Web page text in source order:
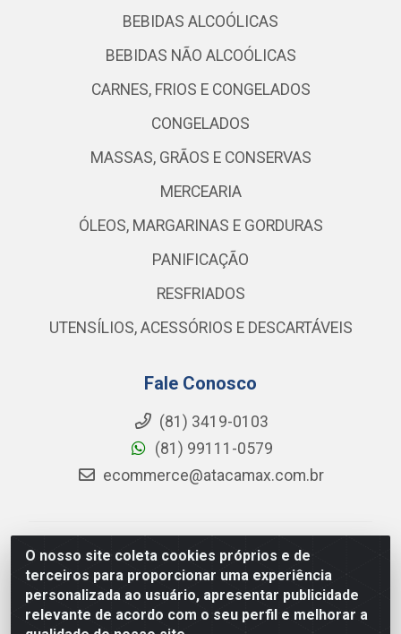
O nosso site coleta cookies próprios e de
terceiros para proporcionar uma experiência
personalizada ao usuário, apresentar publicidade
relevante de acordo com o seu perfil e melhorar a
BEBIDAS ALCOÓLICAS
BEBIDAS NÃO ALCOÓLICAS
CARNES, FRIOS E CONGELADOS
CONGELADOS
MASSAS, GRÃOS E CONSERVAS
MERCEARIA
ÓLEOS, MARGARINAS E GORDURAS
PANIFICAÇÃO
RESFRIADOS
UTENSÍLIOS, ACESSÓRIOS E DESCARTÁVEIS
Fale Conosco
(81) 3419-0103
(81) 99111-0579
ecommerce@atacamax.com.br
Atacamax Importadora de Alimentos LTDA - RODOVIA
BR-101 - SUL, KM 79,60 GP E GALPAO:D - Muribeca,
Jaboatão dos Guararapes - PE, 54355-010 - CNPJ